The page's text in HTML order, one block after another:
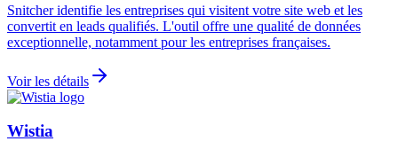
Snitcher identifie les entreprises qui visitent votre site web et les
convertit en leads qualifiés. L'outil offre une qualité de données
exceptionnelle, notamment pour les entreprises françaises.
Voir les détails
Wistia